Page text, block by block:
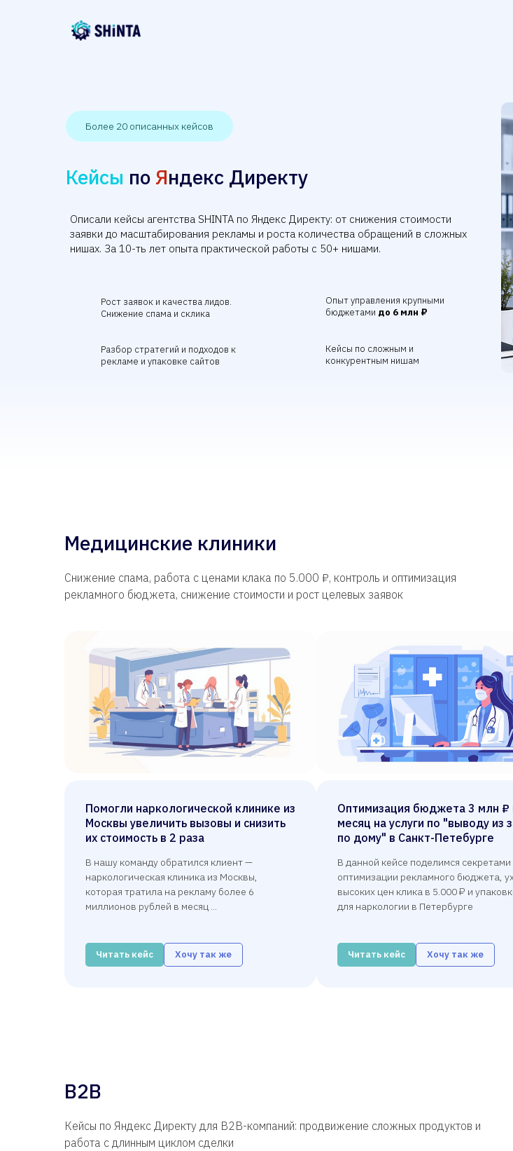
Описали кейсы агентства SHINTA по Яндекс Директу: от снижения стоимости
заявки до масштабирования рекламы и роста количества обращений в сложных
нишах. За 10-ть лет опыта практической работы с 50+ нишами.
Рост заявок и качества лидов.
Снижение спама и склика
Разбор стратегий и подходов к
рекламе и упаковке сайтов
Кейсы по сложным и
конкурентным нишам
Опыт управления крупными
бюджетами до 6 млн ₽
Кейсы по Яндекс Директу
Более 20 описанных кейсов
Медицинские клиники
Снижение спама, работа с ценами клака по 5.000 ₽, контроль и оптимизация
рекламного бюджета, снижение стоимости и рост целевых заявок
Помогли наркологической клинике из
Москвы увеличить вызовы и снизить
их стоимость в 2 раза
В нашу команду обратился клиент —
наркологическая клиника из Москвы,
которая тратила на рекламу более 6
миллионов рублей в месяц ...
Читать кейс Хочу так же
Оптимизация бюджета 3 млн ₽
месяц на услуги по "выводу из
по дому" в Санкт-Петебурге
В данной кейсе поделимся секретами
оптимизации рекламного бюджета,
высоких цен клика в 5.000 ₽ и
для наркологии в Петербурге
Читать кейс Хочу так же
B2B
Кейсы по Яндекс Директу для B2B-компаний: продвижение сложных продуктов и
работа с длинным циклом сделки